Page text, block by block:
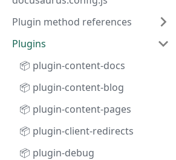
Plugin method references
Plugins
📦 plugin-content-docs
📦 plugin-content-blog
📦 plugin-content-pages
📦 plugin-client-redirects
📦 plugin-debug